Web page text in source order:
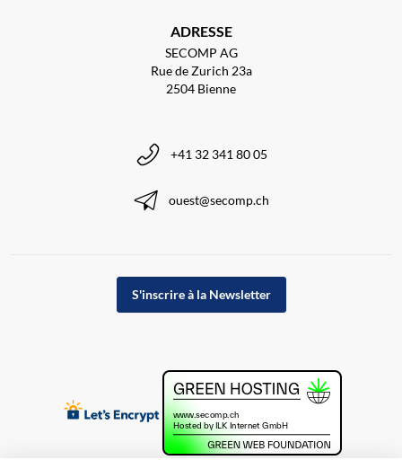
ADRESSE
SECOMP AG
Rue de Zurich 23a
2504 Bienne
+41 32 341 80 05
ouest@secomp.ch
S'inscrire à la Newsletter